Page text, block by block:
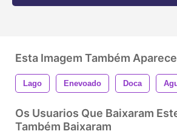
Esta Imagem Também
Lago Enevoado Doca
Os Usuarios Que Baixaram
Também Baixaram